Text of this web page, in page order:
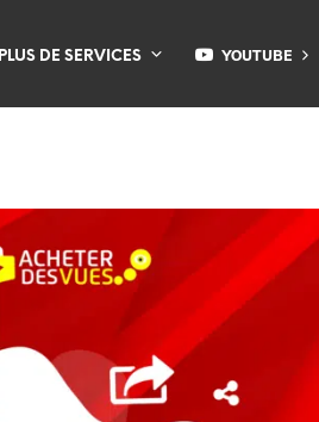
PLUS DE SERVICES YOUTUBE